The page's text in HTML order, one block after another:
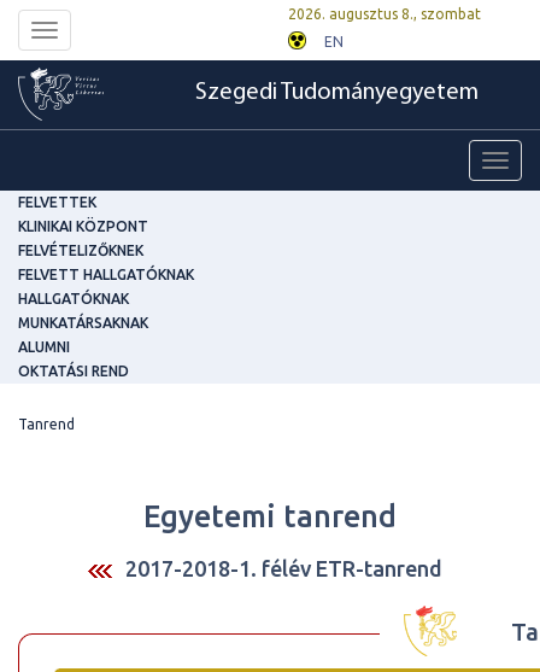
Toggle
navigation
2026. augusztus 8., szombat
EN
Szegedi Tudományegyetem
FELVETTEK
KLINIKAI KÖZPONT
FELVÉTELIZŐKNEK
FELVETT HALLGATÓKNAK
HALLGATÓKNAK
MUNKATÁRSAKNAK
ALUMNI
OKTATÁSI REND
Tanrend
Egyetemi tanrend
2017-2018-1. félév ETR-tanrend